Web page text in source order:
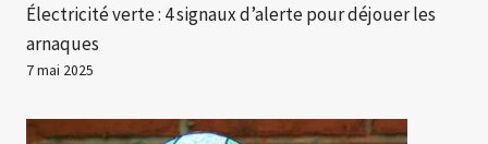
Électricité verte : 4 signaux d’alerte pour déjouer les
arnaques
7 mai 2025